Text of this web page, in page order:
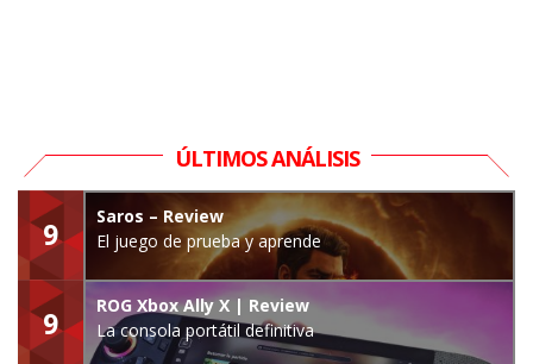
ÚLTIMOS ANÁLISIS
9
Saros – Review
El juego de prueba y aprende
9
ROG Xbox Ally X | Review
La consola portátil definitiva